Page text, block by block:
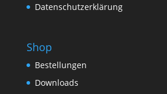
Datenschutzerklärung
Shop
Bestellungen
Downloads